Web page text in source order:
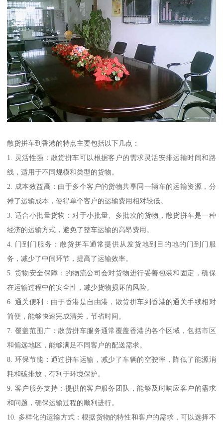
散货拼车到香港的特点主要包括以下几点：
1. 灵活性强：散货拼车可以根据客户的需求灵活安排运输时间和路
线，适用于不同规模和类型的货物。
2. 成本效益高：由于多个客户的货物共享同一辆车的运输资源，分
摊了运输成本，使得单个客户的运输费用相对较低。
3. 适合小批量货物：对于小批量、多批次的货物，散货拼车是一种
经济的运输方式，避免了整车运输的高昂费用。
4. 门到门服务：散货拼车通常提供从发货地到目的地的门到门服
务，减少了中间环节，提高了运输效率。
5. 货物安全保障：的物流公司会对货物进行妥善包装和固定，确保
在运输过程中的安全性，减少货物损坏的风险。
6. 通关便利：由于香港是自由港，散货拼车到香港的通关手续相对
简便，能够快速完成清关，节省时间。
7. 覆盖范围广：散货拼车服务通常覆盖香港的各个区域，包括市区
和偏远地区，能够满足不同客户的配送需求。
8. 环保节能：通过拼车运输，减少了车辆的空驶率，降低了能源消
耗和碳排放，有利于环境保护。
9. 客户服务支持：提供的客户服务团队，能够及时响应客户的需求
和问题，确保运输过程的顺利进行。
10. 多样化的运输方式：根据货物的特性和客户的需求，可以选择不